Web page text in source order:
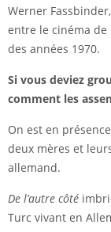
Werner
entre le cinéma de
des années 1970.
Si vous deviez
comment les
On est en
deux mères et
allemand.
De l’autre côté
Turc vivant en